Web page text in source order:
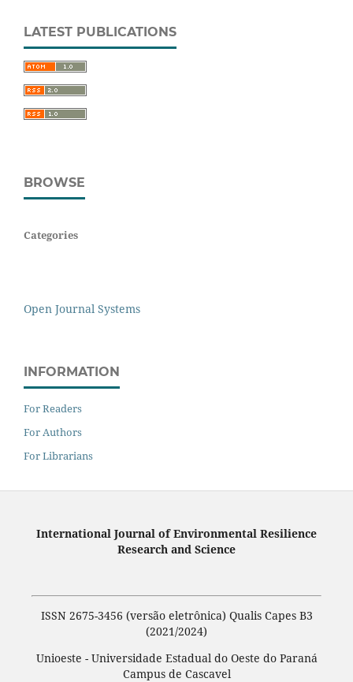
LATEST PUBLICATIONS
BROWSE
Categories
Open Journal Systems
INFORMATION
For Readers
For Authors
For Librarians
International Journal of Environmental Resilience
Research and Science
ISSN 2675-3456 (versão eletrônica) Qualis Capes B3
(2021/2024)
Unioeste - Universidade Estadual do Oeste do Paraná
Campus de Cascavel